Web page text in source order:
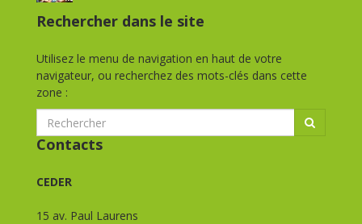
Rechercher dans le site
Utilisez le menu de navigation en haut de votre
navigateur, ou recherchez des mots-clés dans cette
zone :
Contacts
CEDER
15 av. Paul Laurens